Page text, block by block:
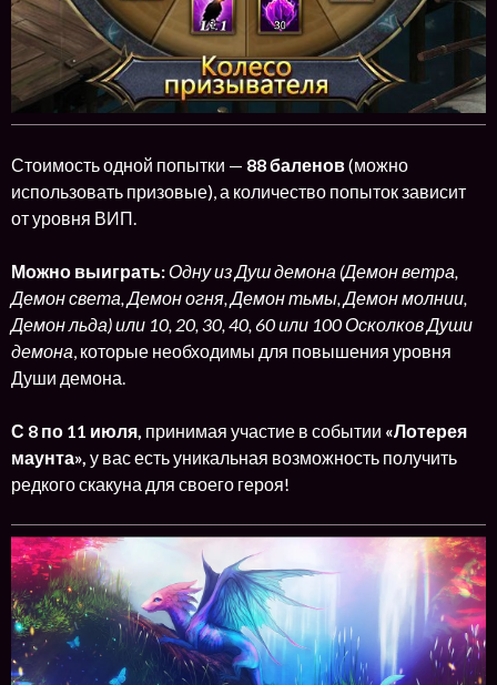
Стоимость одной попытки — 88 баленов(можно
использовать призовые), а количество попыток зависит
от уровня ВИП.
Можно выиграть:Одну из Душ демона (Демон ветра,
Демон света, Демон огня, Демон тьмы, Демон молнии,
Демон льда) или 10, 20, 30, 40, 60 или 100 Осколков Души
демона, которые необходимы для повышения уровня
Души демона.
С 8 по 11 июля, принимая участие в событии «Лотерея
маунта», у вас есть уникальная возможность получить
редкого скакуна для своего героя!